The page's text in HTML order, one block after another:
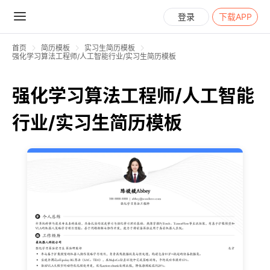
登录 下载APP
首页 简历模板
实习生简历模板
强化学习算法工程师/人工智能行业/实习生简历模板
强化学习算法工程师/人工智能
行业/实习生简历模板